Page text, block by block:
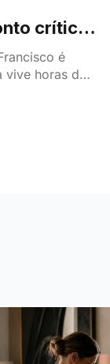
crítico
é
vive horas de